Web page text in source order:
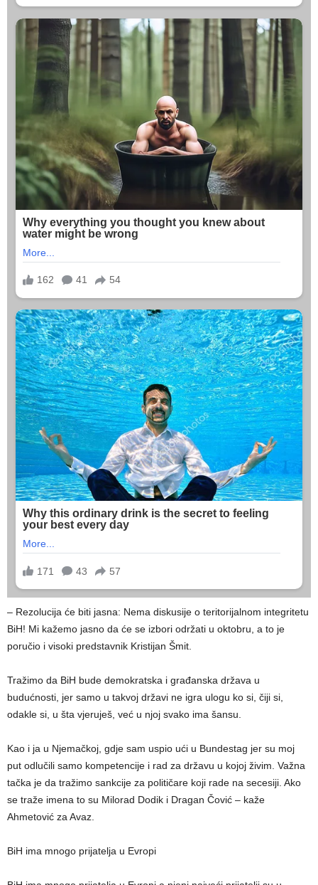
– Rezolucija će biti jasna: Nema diskusije o teritorijalnom integritetu
BiH! Mi kažemo jasno da će se izbori održati u oktobru, a to je
poručio i visoki predstavnik Kristijan Šmit.
Tražimo da BiH bude demokratska i građanska država u
budućnosti, jer samo u takvoj državi ne igra ulogu ko si, čiji si,
odakle si, u šta vjeruješ, već u njoj svako ima šansu.
Kao i ja u Njemačkoj, gdje sam uspio ući u Bundestag jer su moj
put odlučili samo kompetencije i rad za državu u kojoj živim. Važna
tačka je da tražimo sankcije za političare koji rade na secesiji. Ako
se traže imena to su Milorad Dodik i Dragan Čović – kaže
Ahmetović za Avaz.
BiH ima mnogo prijatelja u Evropi